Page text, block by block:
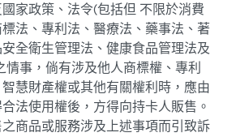
家政策、法令(包括但 不限於消費
法、專利法、醫療法、藥事法、著
全衛生管理法、健康食品管理法及
情事，倘有涉及他人商標權、專利
慧財產權或其他有關權利時，應由
法使用權後，方得向持卡人販售。
商品或服務涉及上述事項而引致訴